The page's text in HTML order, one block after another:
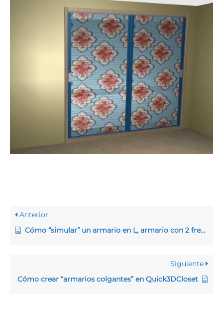
Anterior
Cómo “simular” un armario en L, armario con 2 frentes, armario rincón o armario en esquina en Quick3DCloset
Siguiente
Cómo crear “armarios colgantes” en Quick3DCloset